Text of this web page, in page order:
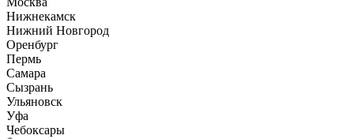
Нижнекамск
Нижний Новгород
Оренбург
Пермь
Самара
Сызрань
Ульяновск
Уфа
Чебоксары